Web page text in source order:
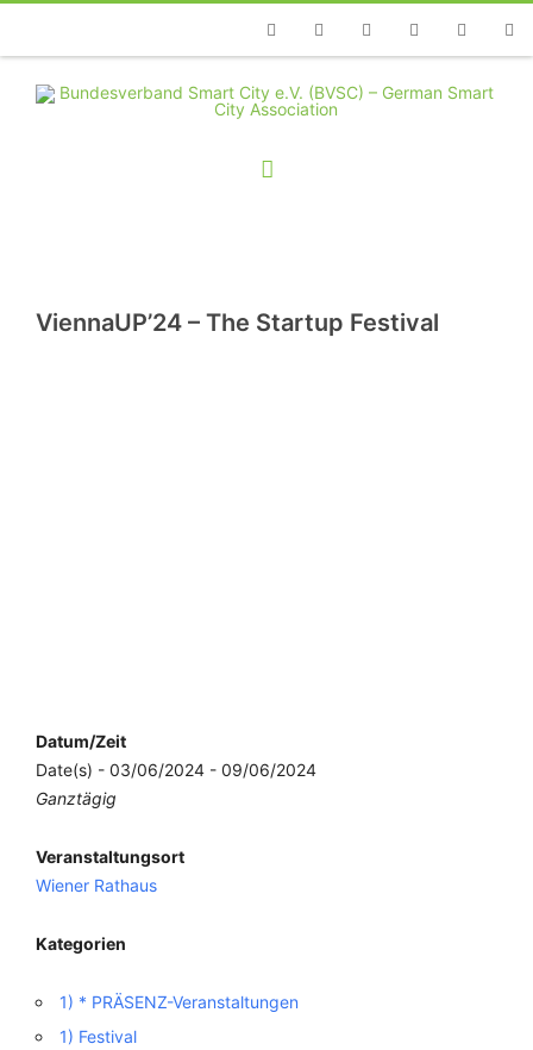
TelefonFacebookTwitterYoutubeInstagramLinkedin
ViennaUP’24 – The Startup Festival
Datum/Zeit
Date(s) - 03/06/2024 - 09/06/2024
Ganztägig
Veranstaltungsort
Wiener Rathaus
Kategorien
1) * PRÄSENZ-Veranstaltungen
1) Festival